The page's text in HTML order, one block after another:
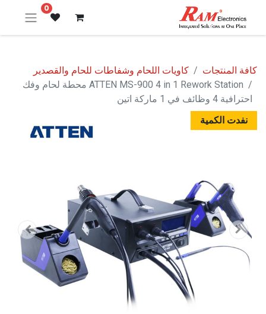
0
كافة المنتجات
كاويات اللحام وشفاطات للحام والقصدير
ATTEN MS-900 4 in 1 Rework Station محطة لحام وفك
احترافية 4 وظائف في 1 ماركة اتين
نفدت الكمية